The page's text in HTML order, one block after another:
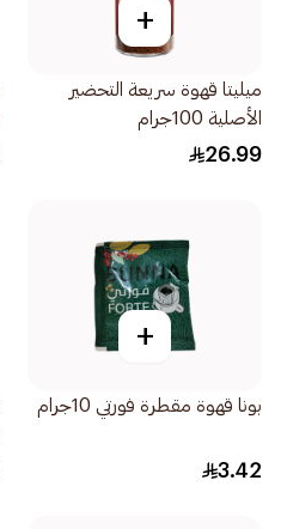
+
ميليتا قهوة سريعة التحضير
الأصلية 100جرام
26.99
+
بونا قهوة مقطرة فورتي 10جرام
3.42